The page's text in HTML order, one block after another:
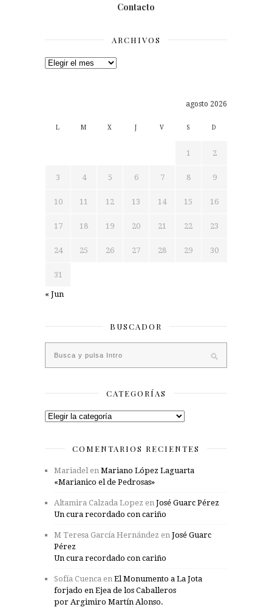
Contacto
ARCHIVOS
Archivos
agosto 2026
L M X J V S D
1 2
3 4 5 6 7 8 9
10 11 12 13 14 15 16
17 18 19 20 21 22 23
24 25 26 27 28 29 30
31
« Jun
BUSCADOR
CATEGORÍAS
Categorías
COMENTARIOS RECIENTES
Mariadel en Mariano López Laguarta
«Marianico el de Pedrosas»
Altamira Calzada Lopez en José Guarc Pérez
Un cura recordado con cariño
M Teresa García Hernández en José Guarc
Pérez
Un cura recordado con cariño
Sofía Cuenca en El Monumento a La Jota
forjado en Ejea de los Caballeros
por Argimiro Martín Alonso.